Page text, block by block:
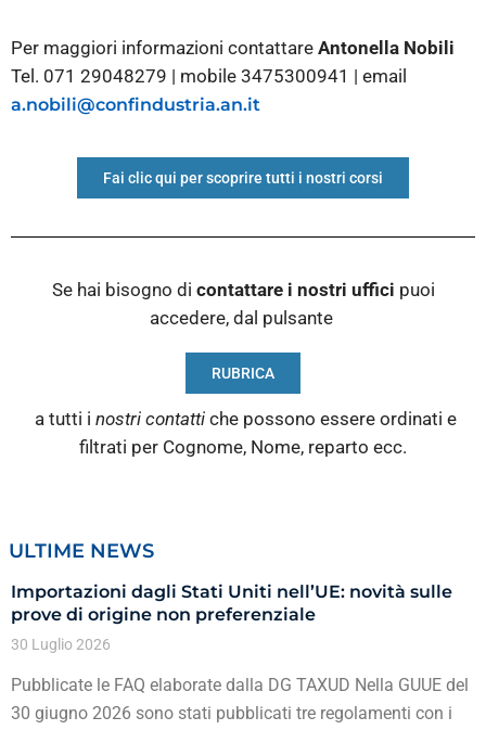
Per maggiori informazioni contattare Antonella Nobili
Tel. 071 29048279 | mobile 3475300941 | email
a.nobili@confindustria.an.it
Fai clic qui per scoprire tutti i nostri corsi
Se hai bisogno di contattare i nostri uffici puoi
accedere, dal pulsante
RUBRICA
a tutti i nostri contatti che possono essere ordinati e
filtrati per Cognome, Nome, reparto ecc.
ULTIME NEWS
Importazioni dagli Stati Uniti nell’UE: novità sulle
prove di origine non preferenziale
30 Luglio 2026
Pubblicate le FAQ elaborate dalla DG TAXUD Nella GUUE del
30 giugno 2026 sono stati pubblicati tre regolamenti con i